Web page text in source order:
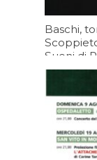
Baschi,
Suoni di